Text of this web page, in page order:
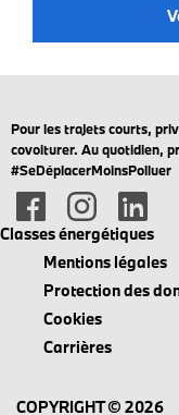
Pour les trajets courts,
covoiturer. Au quotidien,
#SeDéplacerMoinsPolluer
Classes énergétiques
Mentions légales
Protection des
Cookies
Carrières
COPYRIGHT © 2026